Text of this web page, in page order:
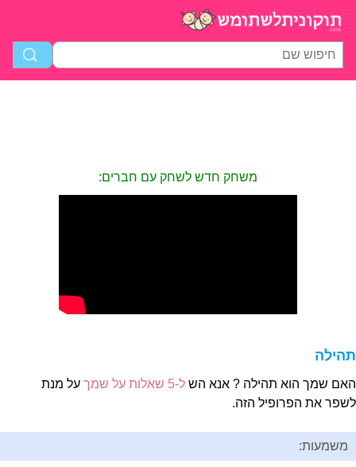
משחק חדש לשחק עם חברים:
שמך הוא תהילה ? אנא השל-5 שאלות על שמך
על מנת
את הפרופיל הזה.
משמעות: